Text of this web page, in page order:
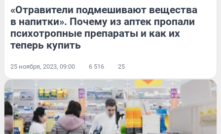
«Отравители подмешивают вещества
в напитки». Почему из аптек пропали
психотропные препараты и как их
теперь купить
25 ноября, 2023, 09:00 6 516 25